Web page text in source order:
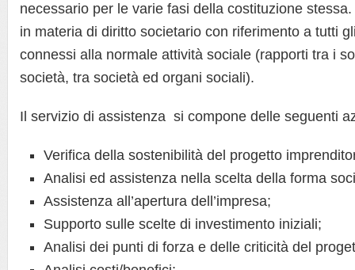
necessario per le varie fasi della costituzione
in materia di diritto societario con riferimento a tutti
connessi alla normale attività sociale (rapporti tra i
società, tra società ed organi sociali).
Il servizio di assistenza si compone delle seguenti
Verifica della sostenibilità del progetto
Analisi ed assistenza nella scelta della forma
Assistenza all’apertura dell’impresa;
Supporto sulle scelte di investimento iniziali;
Analisi dei punti di forza e delle criticità del